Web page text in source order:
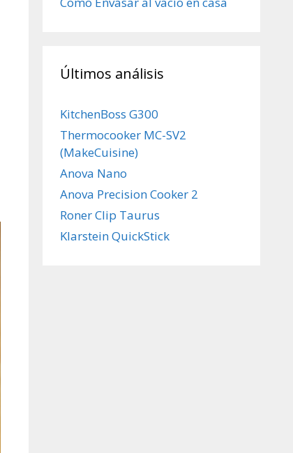
Últimos análisis
KitchenBoss G300
Thermocooker MC-SV2
(MakeCuisine)
Anova Nano
Anova Precision Cooker 2
Roner Clip Taurus
Klarstein QuickStick